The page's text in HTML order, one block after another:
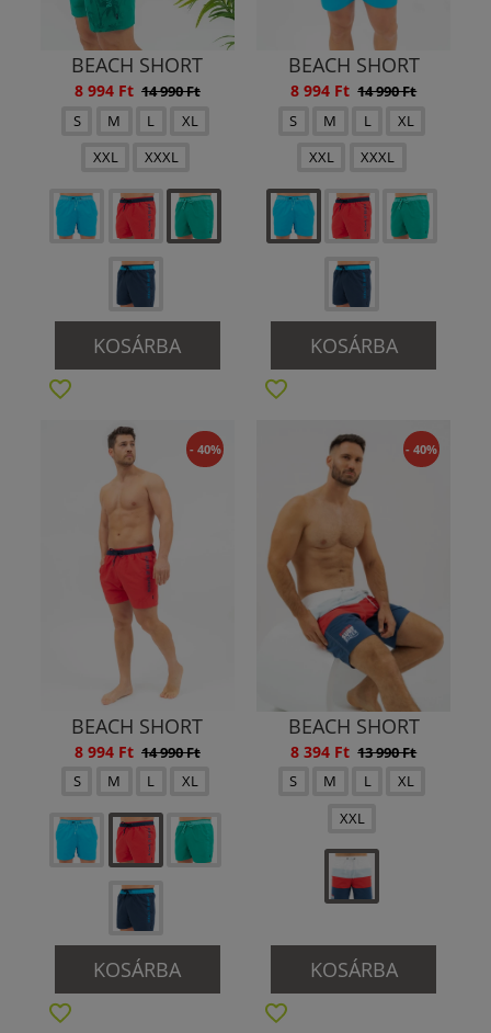
BEACH SHORT
8 994 Ft 14 990 Ft
S
M L
XL
XXL
XXXL
KOSÁRBA
BEACH SHORT
8 994 Ft 14 990 Ft
S
M L
XL
XXL
XXXL
KOSÁRBA
- 40%
BEACH SHORT
8 994 Ft 14 990 Ft
S
M L XL
KOSÁRBA
- 40%
BEACH SHORT
8 394 Ft 13 990 Ft
S
M L
XL
XXL
KOSÁRBA